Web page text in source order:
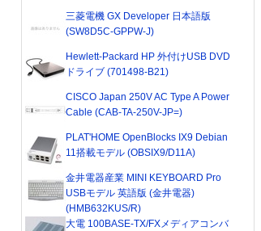
三菱電機 GX Developer 日本語版
(SW8D5C-GPPW-J)
Hewlett-Packard HP 外付けUSB DVD
ドライブ (701498-B21)
CISCO Japan 250V AC Type A Power
Cable (CAB-TA-250V-JP=)
PLAT'HOME OpenBlocks IX9 Debian
11搭載モデル (OBSIX9/D11A)
金井電器産業 MINI KEYBOARD Pro
USBモデル 英語版 (金井電器)
(HMB632KUS/R)
大電 100BASE-TX/FXメディアコンバ